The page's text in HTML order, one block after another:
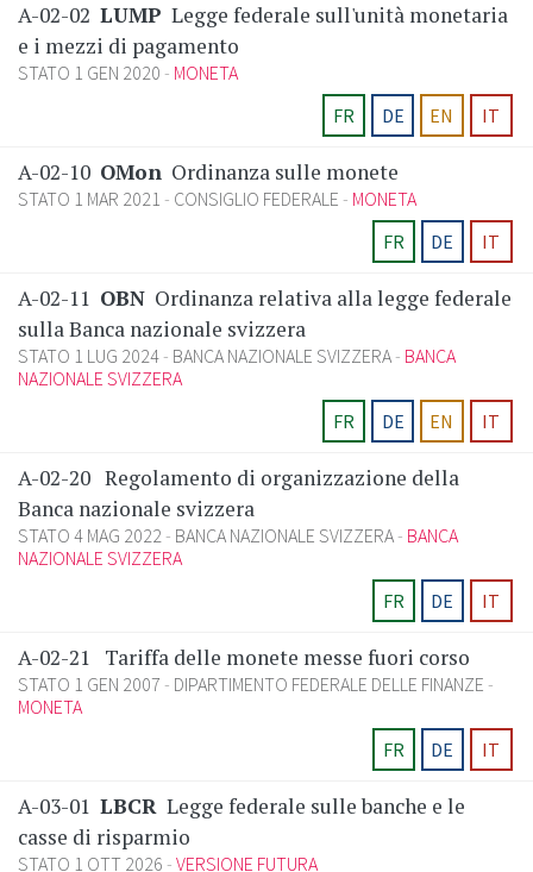
A-02-02 LUMP Legge federale sull'unità monetaria
e i mezzi di pagamento
STATO 1 GEN 2020
MONETA
FR
DE EN IT
A-02-10 OMon Ordinanza sulle monete
STATO 1 MAR 2021 CONSIGLIO FEDERALE
MONETA
FR
DE IT
A-02-11 OBN Ordinanza relativa alla legge federale
sulla Banca nazionale svizzera
STATO 1 LUG 2024 BANCA NAZIONALE SVIZZERA BANCA
NAZIONALE SVIZZERA
FR
DE EN IT
A-02-20 Regolamento di organizzazione della
Banca nazionale svizzera
STATO 4 MAG 2022 BANCA NAZIONALE SVIZZERA BANCA
NAZIONALE SVIZZERA
FR
DE IT
A-02-21 Tariffa delle monete messe fuori corso
STATO 1 GEN 2007
DIPARTIMENTO FEDERALE DELLE FINANZE
MONETA
FR
DE IT
A-03-01 LBCR Legge federale sulle banche e le
casse di risparmio
STATO 1 OTT 2026 VERSIONE FUTURA